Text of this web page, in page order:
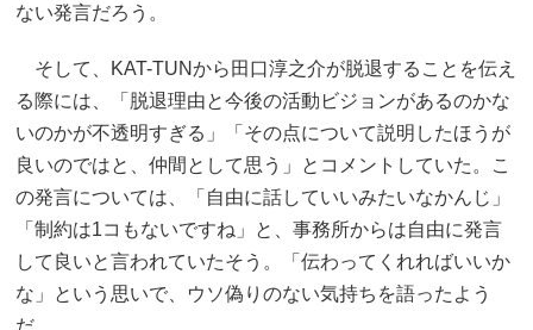
ない発言だろう。
そして、KAT-TUNから田口淳之介が脱退することを伝え
る際には、「脱退理由と今後の活動ビジョンがあるのかな
いのかが不透明すぎる」「その点について説明したほうが
良いのではと、仲間として思う」とコメントしていた。こ
の発言については、「自由に話していいみたいなかんじ」
「制約は1コもないですね」と、事務所からは自由に発言
して良いと言われていたそう。「伝わってくれればいいか
な」という思いで、ウソ偽りのない気持ちを語ったよう
だ。